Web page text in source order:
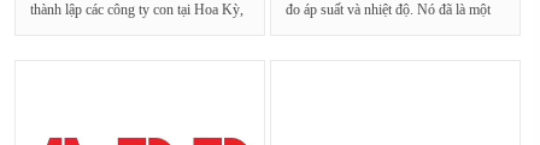
thành lập các công ty con tại Hoa Kỳ,
đo áp suất và nhiệt độ. Nó đã là một